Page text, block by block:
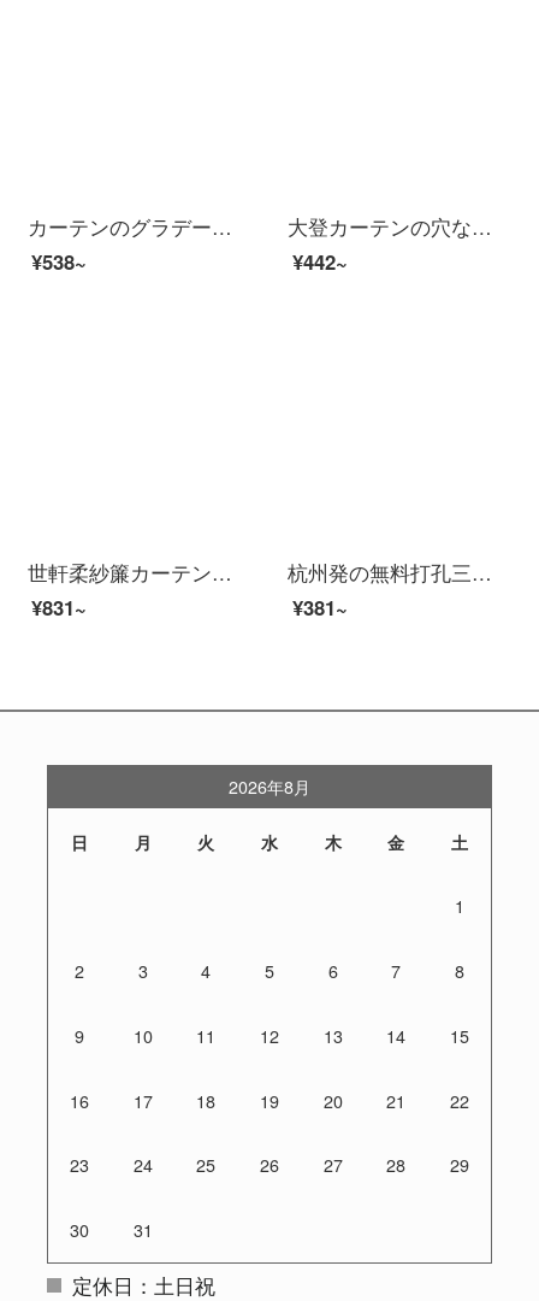
カーテンのグラデーションのヴェールの白い砂のグラデーション色のカーテンの紗の薄い窓の紗の生地の翻り窓のベランダの紗の半遮光のグラデーションの緑色の幅の3メートルの高さの2.7メートル
¥538~
大登カーテンの穴なし設置マジックテープの貼り付け窓のバルコニーの短いカーテン半遮光布の簡易な自粘紗のカーテン湖の青い【ひだを含む】の厚さが人の幅を通さない1.2*高さ1.5
¥442~
世軒柔紗簾カーテン上下遮光昇降トイレ北欧浴室家庭防水ブラインド月花-2
¥831~
杭州発の無料打孔三階立体シャングリラカーテン二階柔らかい紗のカーテンカーテンオフィスのバルコニールームのカーテン製品の日よけ防熱遮光布の百葉テールモデルは専門的に撮影します。
¥381~
2026年8月
日 月 火 水 木 金 土
1
2 3 4 5 6 7 8
9 10 11 12 13 14 15
16 17 18 19 20 21 22
23 24 25 26 27 28 29
30 31
定休日：土日祝